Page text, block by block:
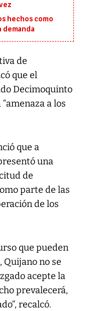
hechos como
demanda
de
que el
Decimoquinto
a los
que a
una
de
parte de las
de los
que pueden
no se
acepte la
prevalecerá,
recalcó.